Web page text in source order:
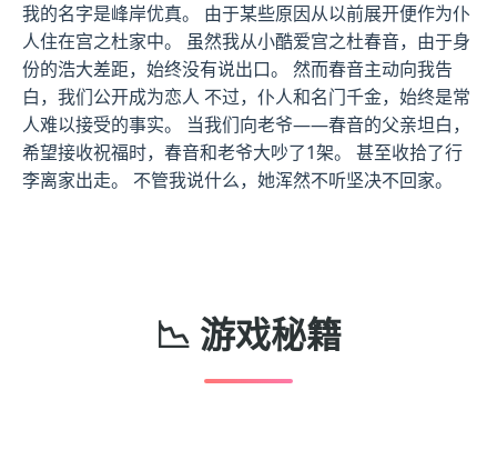
我的名字是峰岸优真。 由于某些原因从以前展开便作为仆
人住在宫之杜家中。 虽然我从小酷爱宫之杜春音，由于身
份的浩大差距，始终没有说出口。 然而春音主动向我告
白，我们公开成为恋人 不过，仆人和名门千金，始终是常
人难以接受的事实。 当我们向老爷——春音的父亲坦白，
希望接收祝福时，春音和老爷大吵了1架。 甚至收拾了行
李离家出走。 不管我说什么，她浑然不听坚决不回家。
📉 游戏秘籍